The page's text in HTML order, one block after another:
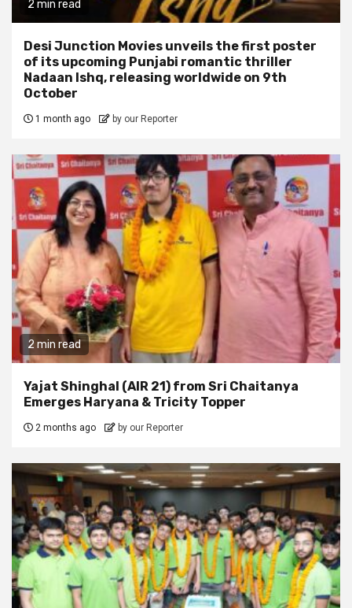
2 min read
Desi Junction Movies unveils the first poster
of its upcoming Punjabi romantic thriller
Nadaan Ishq, releasing worldwide on 9th
October
1 month ago by our Reporter
2 min read
Yajat Shinghal (AIR 21) from Sri Chaitanya
Emerges Haryana & Tricity Topper
2 months ago by our Reporter